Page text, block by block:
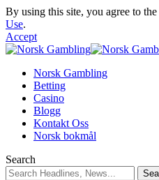
By using this site, you agree to the
Use.
Accept
Norsk Gambling
Betting
Casino
Blogg
Kontakt Oss
Norsk bokmål
Search